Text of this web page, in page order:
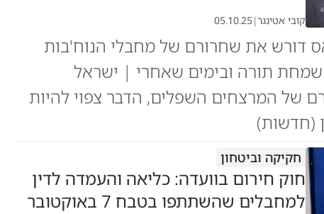
קובי אטינגר|
05.10.25
דורש את שחרורם של מחבלי הנוח'בות
תורה ובימים שאחרי | ישראל
של המרצחים השפלים, הדבר צפוי להיות
(חדשות)
חקיקה וביטחון
חוק חירום בוועדה: כליאה והעמדה לדין
למחבלים שהשתתפו בטבח 7 באוקטובר